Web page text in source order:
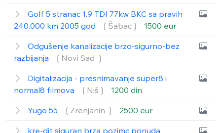
Golf 5 stranac 1.9 TDI 77kw BKC sa pravih
240.000 km 2005 god
❲Šabac❳ 1500 eur
Odgušenje kanalizacije brzo-sigurno-bez
razbijanja
❲Novi Sad ❳
Digitalizacija - presnimavanje super8 i
normal8 filmova
❲Niš❳ 1200 din
Yugo 55 ❲Zrenjanin ❳ 2500 eur
kre-dit siguran brza pozjmc ponuda